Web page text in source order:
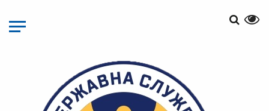
основного
матеріалу